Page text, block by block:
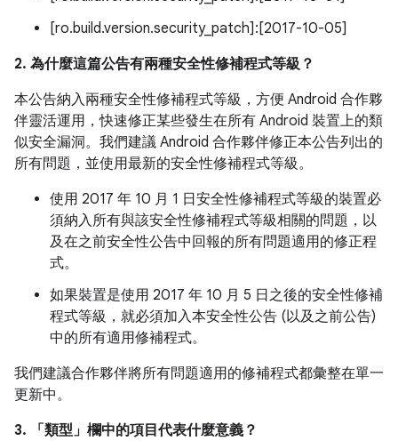
[ro.build.version.security_patch]:[2017-10-05]
2. 為什麼這篇公告有兩種安全性修補程式等級？
本公告納入兩種安全性修補程式等級，方便 Android 合作夥
伴靈活運用，快速修正某些發生在所有 Android 裝置上的類
似安全漏洞。我們建議 Android 合作夥伴修正本公告列出的
所有問題，並使用最新的安全性修補程式等級。
使用 2017 年 10 月 1 日安全性修補程式等級的裝置必
須納入所有與該安全性修補程式等級相關的問題，以
及在之前安全性公告中回報的所有問題適用的修正程
式。
如果裝置是使用 2017 年 10 月 5 日之後的安全性修補
程式等級，就必須加入本安全性公告 (以及之前公告)
中的所有適用修補程式。
我們建議合作夥伴將所有問題適用的修補程式都彙整在單一
更新中。
3. 「類型」 欄中的項目代表什麼意義？